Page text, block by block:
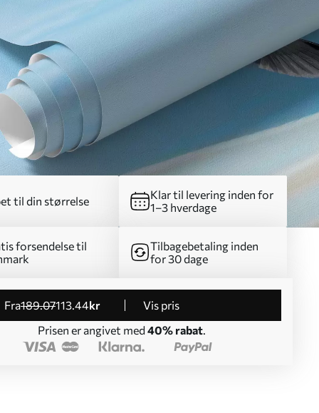
til din størrelse
Klar til levering inden for
1–3 hverdage
forsendelse til
Tilbagebetaling inden
for 30 dage
fra189.07113.44kr
Vis pris
Prisen er angivet med 40% rabat.